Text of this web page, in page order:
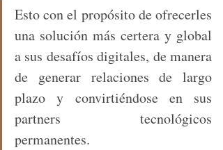
Esto con el propósito de ofrecerles
una solución más certera y global
a sus desafíos digitales, de manera
de generar relaciones de largo
plazo y convirtiéndose en sus
partners tecnológicos
permanentes.